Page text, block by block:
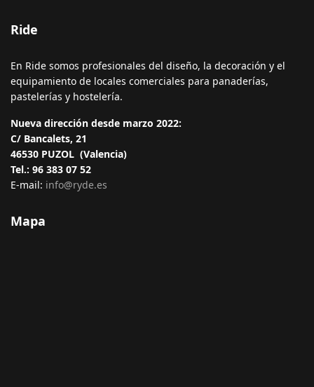
Ride
En Ride somos profesionales del diseño, la decoración y el
equipamiento de locales comerciales para panaderías,
pastelerías y hostelería.
Nueva dirección desde marzo 2022:
C/ Bancalets, 21
46530 PUZOL (Valencia)
Tel.: 96 383 07 52
E-mail: info@ryde.es
Mapa